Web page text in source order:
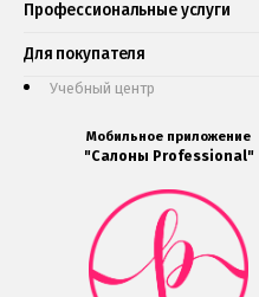
Профессиональные услуги
Для покупателя
Учебный центр
Мобильное приложение
"Салоны Professional"
Мобильное
приложение
Салоны
Professional
загрузить
в
Google